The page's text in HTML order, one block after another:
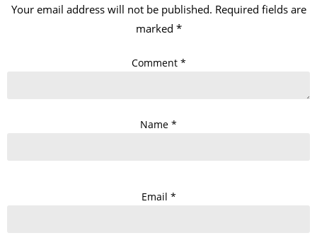
Your email address will not be published. Required fields are
marked *
Comment *
Name *
Email *